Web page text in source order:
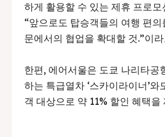
하게 활용할 수 있는 제휴 프로모
“앞으로도 탑승객들의 여행 편
문에서의 협업을 확대할 것.”이
한편, 에어서울은 도쿄 나리타공
하는 특급열차 ‘스카이라이너’와
객 대상으로 약 11% 할인 혜택을